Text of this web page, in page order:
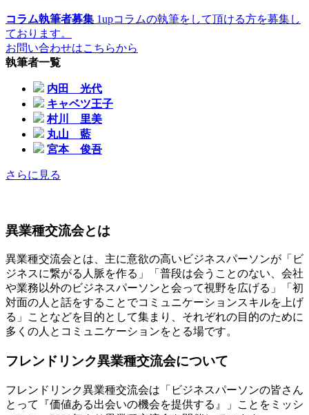
コラム執筆者募集 1upコラムの執筆をして頂ける方を募集し
ております。
お問い合わせはこちらから
執筆者一覧
内田 光代
キャベツ王子
村川 里美
丸山 藍
宮本 俊吾
さらに見る
異業種交流会とは
異業種交流会とは、主に意欲の高いビジネスパーソンが「ビ
ジネスに繋がる人脈を作る」「普段は会うことのない、会社
や業務以外のビジネスパーソンと会って視野を広げる」「初
対面の人と話をすることでコミュニケーションスキルを上げ
る」ことなどを目的として集まり、それぞれの目的のために
多くの人とコミュニケーションをとる場です。
フレンドリンク異業種交流会について
フレンドリンク異業種交流会は「ビジネスパーソンの皆さん
とって『価値ある出会いの機会を提供する』」ことをミッシ